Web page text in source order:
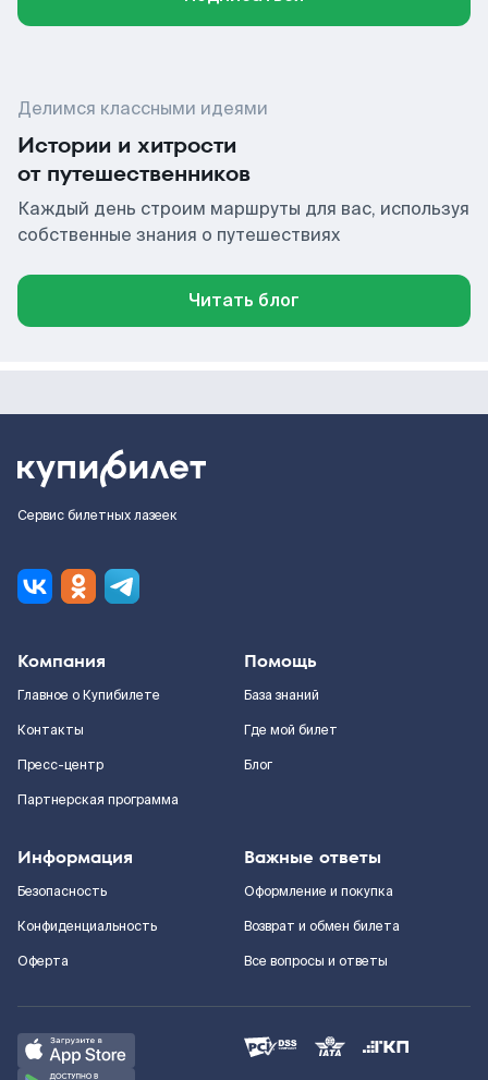
Делимся классными идеями
Истории и хитрости
от путешественников
Каждый день строим маршруты для вас, используя
собственные знания о путешествиях
Читать блог
Сервис билетных лазеек
Компания
Главное о Купибилете
Контакты
Пресс-центр
Партнерская программа
Помощь
База знаний
Где мой билет
Блог
Информация
Безопасность
Конфиденциальность
Оферта
Важные ответы
Оформление и покупка
Возврат и обмен билета
Все вопросы и ответы